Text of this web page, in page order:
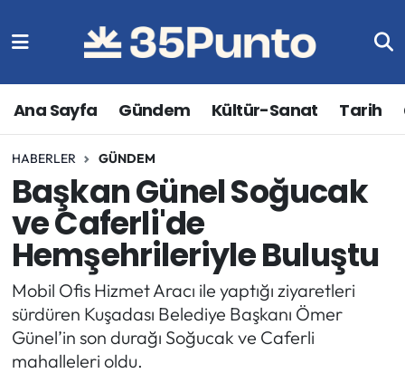
Ana Sayfa Gündem Kültür-Sanat Tarih
HABERLER GÜNDEM
Başkan Günel Soğucak
ve Caferli'de
Hemşehrileriyle Buluştu
Mobil Ofis Hizmet Aracı ile yaptığı ziyaretleri
sürdüren Kuşadası Belediye Başkanı Ömer
Günel’in son durağı Soğucak ve Caferli
mahalleleri oldu.